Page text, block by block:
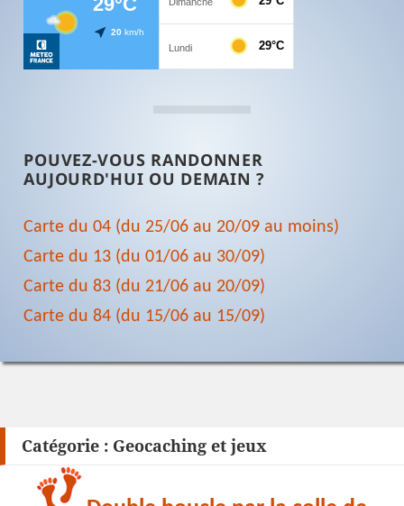
POUVEZ-VOUS RANDONNER
AUJOURD'HUI OU DEMAIN ?
Carte du 04 (du 25/06 au 20/09 au moins)
Carte du 13 (du 01/06 au 30/09)
Carte du 83 (du 21/06 au 20/09)
Carte du 84 (du 15/06 au 15/09)
Catégorie : Geocaching et jeux